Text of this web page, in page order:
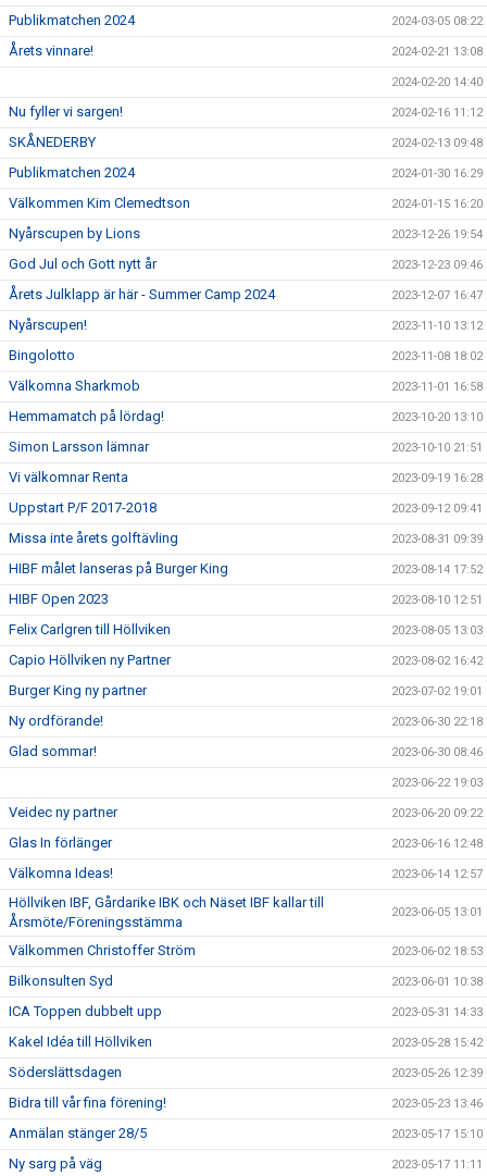
Publikmatchen 2024 2024-03-05 08:22
Årets vinnare! 2024-02-21 13:08
2024-02-20 14:40
Nu fyller vi sargen! 2024-02-16 11:12
SKÅNEDERBY 2024-02-13 09:48
Publikmatchen 2024 2024-01-30 16:29
Välkommen Kim Clemedtson 2024-01-15 16:20
Nyårscupen by Lions 2023-12-26 19:54
God Jul och Gott nytt år 2023-12-23 09:46
Årets Julklapp är här - Summer Camp 2024 2023-12-07 16:47
Nyårscupen! 2023-11-10 13:12
Bingolotto 2023-11-08 18:02
Välkomna Sharkmob 2023-11-01 16:58
Hemmamatch på lördag! 2023-10-20 13:10
Simon Larsson lämnar 2023-10-10 21:51
Vi välkomnar Renta 2023-09-19 16:28
Uppstart P/F 2017-2018 2023-09-12 09:41
Missa inte årets golftävling 2023-08-31 09:39
HIBF målet lanseras på Burger King 2023-08-14 17:52
HIBF Open 2023 2023-08-10 12:51
Felix Carlgren till Höllviken 2023-08-05 13:03
Capio Höllviken ny Partner 2023-08-02 16:42
Burger King ny partner 2023-07-02 19:01
Ny ordförande! 2023-06-30 22:18
Glad sommar! 2023-06-30 08:46
2023-06-22 19:03
Veidec ny partner 2023-06-20 09:22
Glas In förlänger 2023-06-16 12:48
Välkomna Ideas! 2023-06-14 12:57
Höllviken IBF, Gårdarike IBK och Näset IBF kallar till
Årsmöte/Föreningsstämma
2023-06-05 13:01
Välkommen Christoffer Ström 2023-06-02 18:53
Bilkonsulten Syd 2023-06-01 10:38
ICA Toppen dubbelt upp 2023-05-31 14:33
Kakel Idéa till Höllviken 2023-05-28 15:42
Söderslättsdagen 2023-05-26 12:39
Bidra till vår fina förening! 2023-05-23 13:46
Anmälan stänger 28/5 2023-05-17 15:10
Ny sarg på väg 2023-05-17 11:11